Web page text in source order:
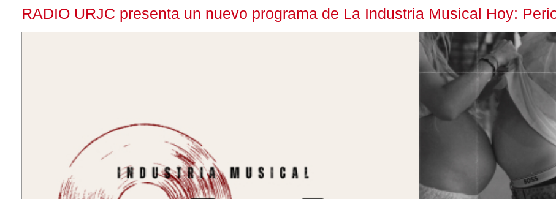
RADIO URJC presenta un nuevo programa de La Industria Musical Hoy: